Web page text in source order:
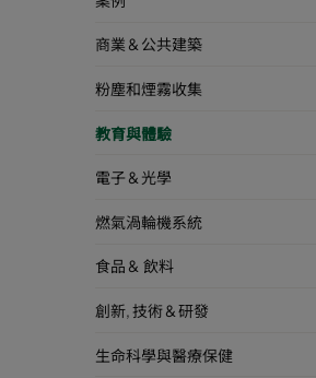
商業 & 公共建築
粉塵和煙霧收集
教育與體驗
電子 & 光學
燃氣渦輪機系統
食品 & 飲料
創新, 技術 & 研發
生命科學與醫療保健